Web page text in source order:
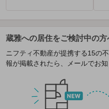
蔵雅への居住をご検討中の方
ニフティ不動産が提携する15の
報が掲載されたら、メールでお